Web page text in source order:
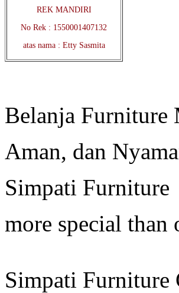
REK MANDIRI
No Rek : 1550001407132
atas nama : Etty Sasmita
Belanja Furniture
Aman, dan
Simpati Furniture
more special than
Simpati Furniture